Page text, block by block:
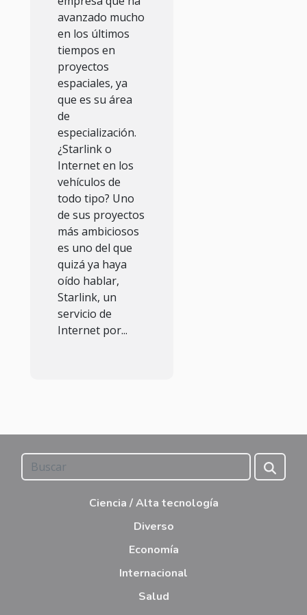
avanzado mucho
en los últimos
tiempos en
proyectos
espaciales, ya
que es su área
de
especialización.
¿Starlink o
Internet en los
vehículos de
todo tipo? Uno
de sus proyectos
más ambiciosos
es uno del que
quizá ya haya
oído hablar,
Starlink, un
servicio de
Internet por...
Ciencia / Alta tecnología
Diverso
Economía
Internacional
Salud